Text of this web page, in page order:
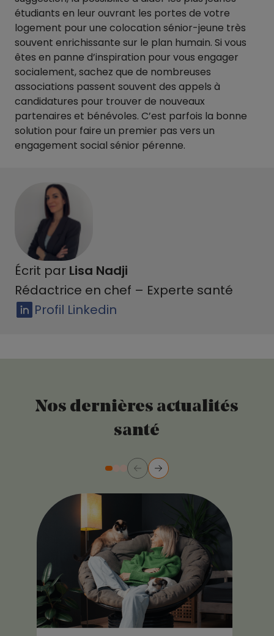
étudiants en leur ouvrant les portes de votre
logement pour une colocation sénior-jeune très
souvent enrichissante sur le plan humain. Si vous
êtes en panne d’inspiration pour vous engager
socialement, sachez que de nombreuses
associations passent souvent des appels à
candidatures pour trouver de nouveaux
partenaires et bénévoles. C’est parfois la bonne
solution pour faire un premier pas vers un
engagement social sénior pérenne.
Écrit par Lisa Nadji
Rédactrice en chef – Experte santé
Profil Linkedin
Nos dernières actualités
santé
Diapositive numéro 1
Diapositive numéro 2
Diapositive numéro 3
Précédent
Suivant